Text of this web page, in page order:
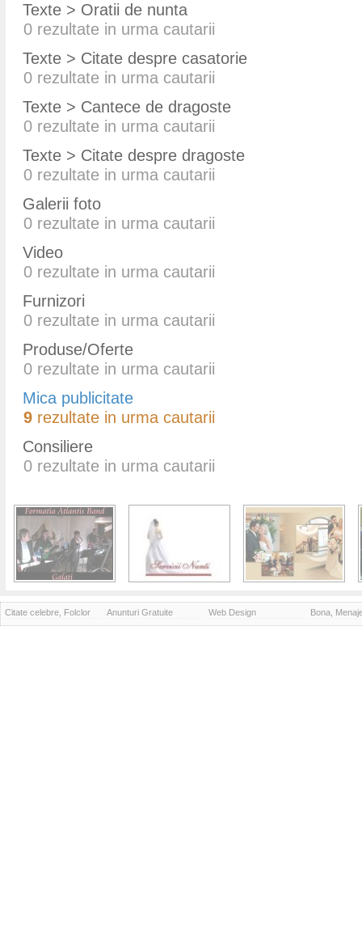
Texte > Oratii de nunta
0 rezultate in urma cautarii
Texte > Citate despre casatorie
0 rezultate in urma cautarii
Texte > Cantece de dragoste
0 rezultate in urma cautarii
Texte > Citate despre dragoste
0 rezultate in urma cautarii
Galerii foto
0 rezultate in urma cautarii
Video
0 rezultate in urma cautarii
Furnizori
0 rezultate in urma cautarii
Produse/Oferte
0 rezultate in urma cautarii
Mica publicitate
9 rezultate in urma cautarii
Consiliere
0 rezultate in urma cautarii
Citate celebre, Folclor Anunturi Gratuite Web Design Bona,